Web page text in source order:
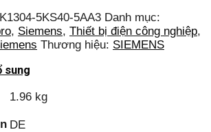
5KS40-5AA3 Danh mục:
, Siemens, Thiết bị điện công nghiệp,
Thương hiệu: SIEMENS
sung
1.96 kg
DE